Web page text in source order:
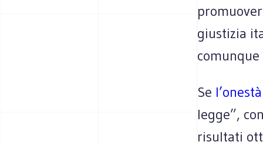
giustizia
Se
legge”,
risultati